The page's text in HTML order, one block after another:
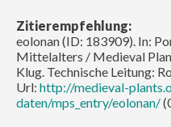
Zitierempfehlung:
eolonan (ID: 183909). In:
Mittelalters / Medieval
Klug. Technische Leitung:
Url: http://medieval-
daten/mps_entry/eolonan/